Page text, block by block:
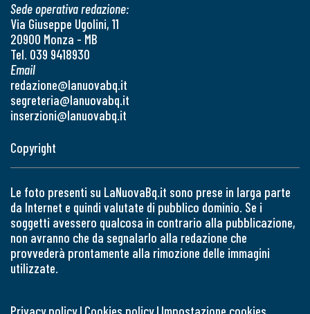
Sede operativa redazione:
Via Giuseppe Ugolini, 11
20900 Monza - MB
Tel. 039 9418930
Email
redazione@lanuovabq.it
segreteria@lanuovabq.it
inserzioni@lanuovabq.it
Copyright
Le foto presenti su LaNuovaBq.it sono prese in larga parte
da Internet e quindi valutate di pubblico dominio. Se i
soggetti avessero qualcosa in contrario alla pubblicazione,
non avranno che da segnalarlo alla redazione che
provvederà prontamente alla rimozione delle immagini
utilizzate.